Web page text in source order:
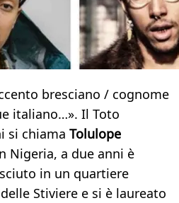
bresciano / cognome
italiano…». Il Toto
si chiama Tolulope
Nigeria, a due anni è
in un quartiere
Stiviere e si è laureato